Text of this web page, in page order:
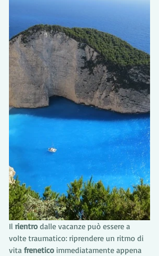
Il rientro dalle vacanze può essere a
volte traumatico: riprendere un ritmo di
vita frenetico immediatamente appena